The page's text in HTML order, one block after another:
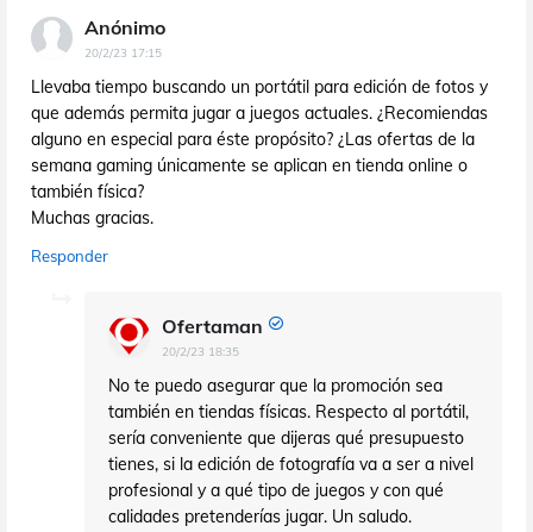
Anónimo
20/2/23 17:15
Llevaba tiempo buscando un portátil para edición de fotos y
que además permita jugar a juegos actuales. ¿Recomiendas
alguno en especial para éste propósito? ¿Las ofertas de la
semana gaming únicamente se aplican en tienda online o
también física?
Muchas gracias.
Responder
Ofertaman
20/2/23 18:35
No te puedo asegurar que la promoción sea
también en tiendas físicas. Respecto al portátil,
sería conveniente que dijeras qué presupuesto
tienes, si la edición de fotografía va a ser a nivel
profesional y a qué tipo de juegos y con qué
calidades pretenderías jugar. Un saludo.